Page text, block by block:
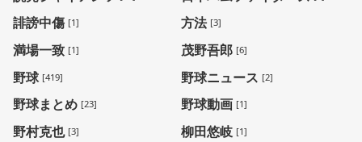
誹謗中傷 [1] 方法 [3]
満場一致 [1] 茂野吾郎 [6]
野球 [419] 野球ニュース [2]
野球まとめ [23] 野球動画 [1]
野村克也 [3] 柳田悠岐 [1]